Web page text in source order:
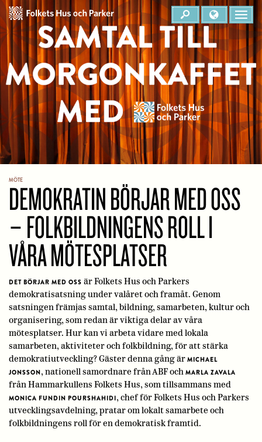
MÖTE
DEMOKRATIN BÖRJAR MED OSS
– FOLKBILDNINGENS ROLL I
VÅRA MÖTESPLATSER
DET BÖRJAR MED OSS är Folkets Hus och Parkers
demokratisatsning under valåret och framåt. Genom
satsningen främjas samtal, bildning, samarbeten, kultur och
organisering, som redan är viktiga delar av våra
mötesplatser. Hur kan vi arbeta vidare med lokala
samarbeten, aktiviteter och folkbildning, för att stärka
demokratiutveckling? Gäster denna gång är MICHAEL
JONSSON, nationell samordnare från ABF och MARLA ZAVALA
från Hammarkullens Folkets Hus, som tillsammans med
MONICA FUNDIN POURSHAHIDI, chef för Folkets Hus och Parkers
utvecklingsavdelning, pratar om lokalt samarbete och
folkbildningens roll för en demokratisk framtid.